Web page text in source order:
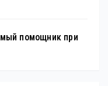
помощник при